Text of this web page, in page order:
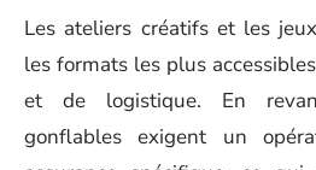
Les ateliers créatifs et les
les formats les plus
et de logistique. En
gonflables exigent un